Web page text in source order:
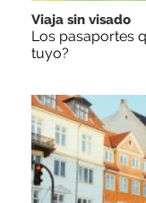
Viaja sin visado
Los pasaportes
tuyo?